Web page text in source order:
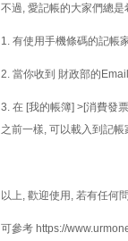
不過, 愛記帳的大家們總
1. 有使用手機條碼的記帳
2. 當你收到 財政部的
3. 在 [我的帳簿] >[消費發
之前一樣, 可以載入到記帳
以上, 歡迎使用, 若有任何
可參考 https://